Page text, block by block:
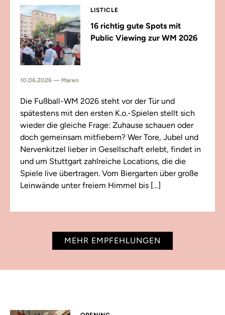
LISTICLE
16 richtig gute Spots mit
Public Viewing zur WM 2026
10.06.2026 — Maren
Die Fußball-WM 2026 steht vor der Tür und
spätestens mit den ersten K.o.-Spielen stellt sich
wieder die gleiche Frage: Zuhause schauen oder
doch gemeinsam mitfiebern? Wer Tore, Jubel und
Nervenkitzel lieber in Gesellschaft erlebt, findet in
und um Stuttgart zahlreiche Locations, die die
Spiele live übertragen. Vom Biergarten über große
Leinwände unter freiem Himmel bis […]
MEHR EMPFEHLUNGEN